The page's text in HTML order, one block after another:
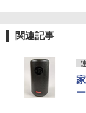
関連記事